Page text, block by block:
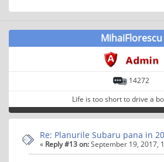
MihaiFlorescu
14272
Life is too short to drive a
Re: Planurile Subaru pana in
« Reply #13 on:September 19, 2017,